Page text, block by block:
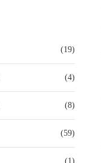
(19)
(4)
(8)
(59)
(1)